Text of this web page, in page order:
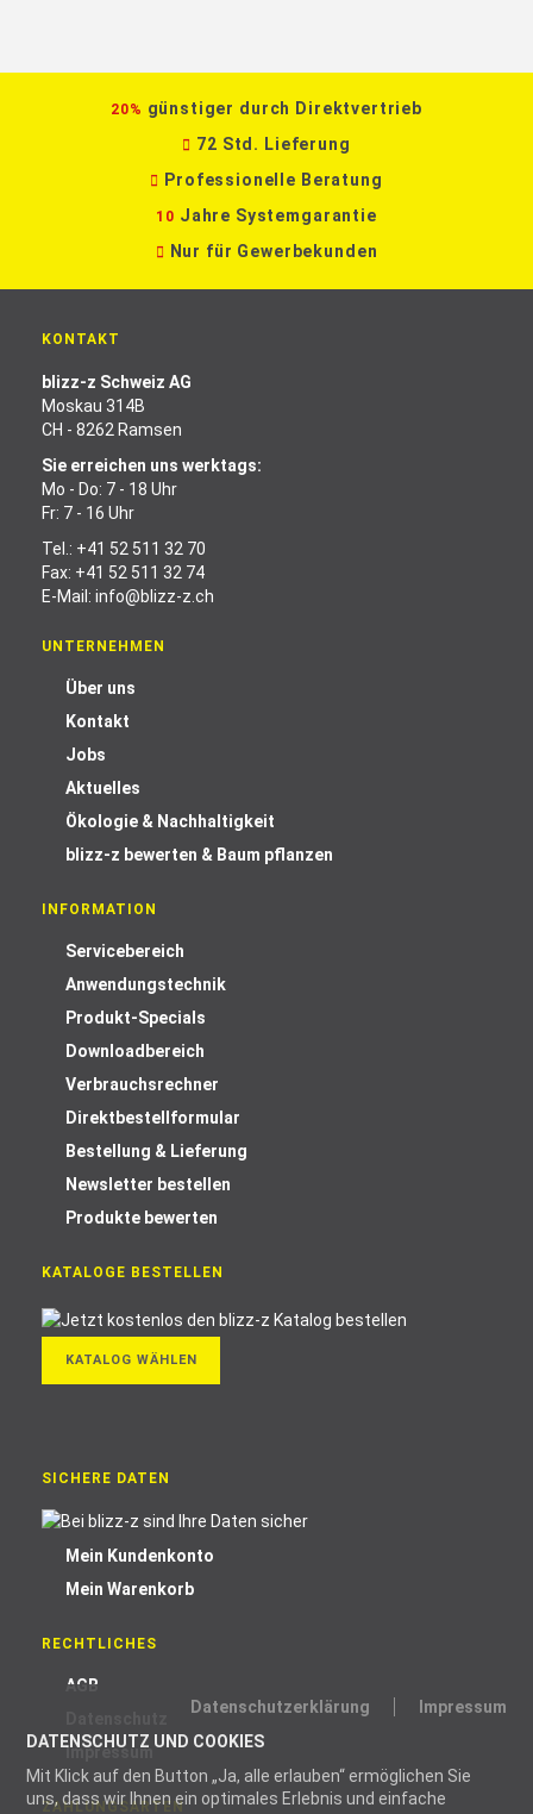
Datenschutzerklärung
Impressum
DATENSCHUTZ UND COOKIES
Mit Klick auf den Button „Ja, alle erlauben“ ermöglichen Sie
uns, dass wir Ihnen ein optimales Erlebnis und einfache
20% günstiger durch Direktvertrieb
72 Std. Lieferung
Professionelle Beratung
10 Jahre Systemgarantie
Nur für Gewerbekunden
KONTAKT
blizz-z Schweiz AG
Moskau 314B
CH - 8262 Ramsen
Sie erreichen uns werktags:
Mo - Do: 7 - 18 Uhr
Fr: 7 - 16 Uhr
Tel.: +41 52 511 32 70
Fax: +41 52 511 32 74
E-Mail: info@blizz-z.ch
UNTERNEHMEN
Über uns
Kontakt
Jobs
Aktuelles
Ökologie & Nachhaltigkeit
blizz-z bewerten & Baum pflanzen
INFORMATION
Servicebereich
Anwendungstechnik
Produkt-Specials
Downloadbereich
Verbrauchsrechner
Direktbestellformular
Bestellung & Lieferung
Newsletter bestellen
Produkte bewerten
KATALOGE BESTELLEN
KATALOG WÄHLEN
SICHERE DATEN
Mein Kundenkonto
Mein Warenkorb
RECHTLICHES
AGB
Impressum
ZAHLUNGSARTEN